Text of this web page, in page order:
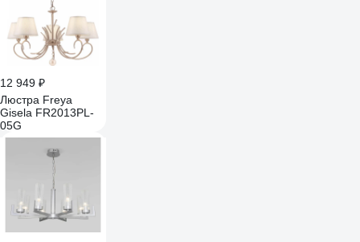
12 949 ₽
Люстра Freya
Gisela FR2013PL-
05G